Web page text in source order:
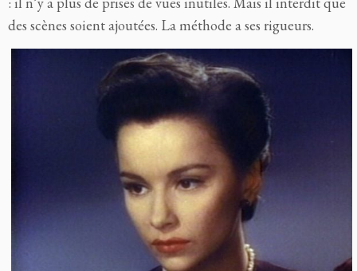
des scènes soient ajoutées. La méthode a ses rigueurs.